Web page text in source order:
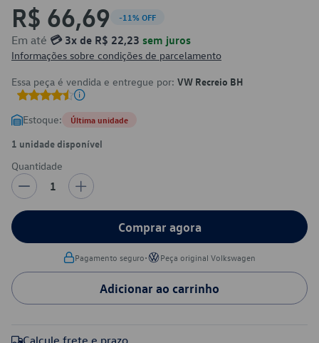
R$ 66,69 -11% OFF
Em até 💳 3x de R$ 22,23 sem juros
Informações sobre condições de parcelamento
Essa peça é vendida e entregue por: VW Recreio BH
Estoque: Última unidade
1 unidade disponível
Quantidade
1
Comprar agora
Pagamento seguro• Peça original Volkswagen
Adicionar ao carrinho
Calcule frete e prazo